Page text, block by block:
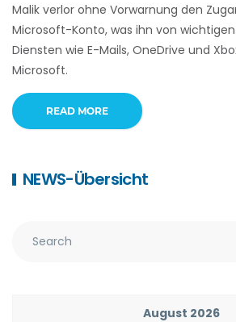
Malik verlor ohne Vorwarnung den
Microsoft-Konto, was ihn von
Diensten wie E-Mails, OneDrive und
Microsoft.
READ MORE
NEWS-Übersicht
August 2026